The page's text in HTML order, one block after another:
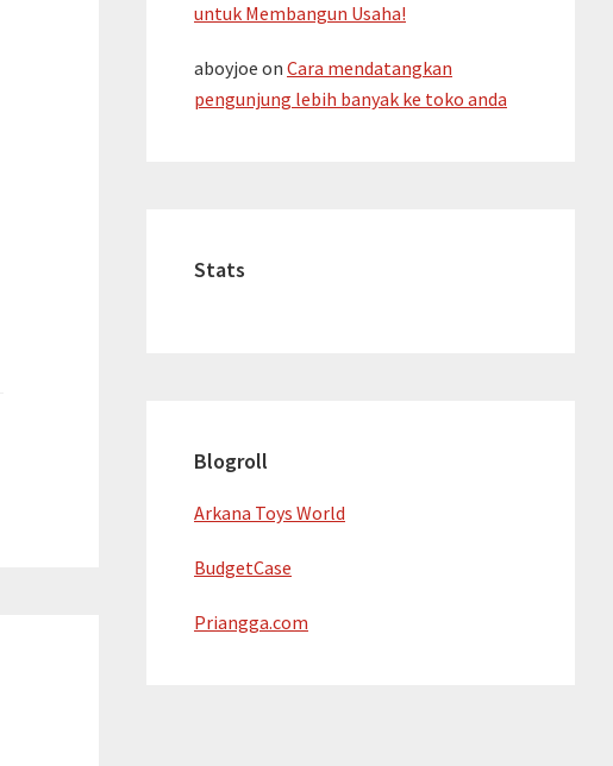
untuk Membangun Usaha!
aboyjoe on Cara mendatangkan
pengunjung lebih banyak ke toko anda
Stats
Blogroll
Arkana Toys World
BudgetCase
Priangga.com